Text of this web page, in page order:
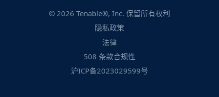
© 2026 Tenable®, Inc. 保留所有权利
隐私政策
法律
508 条款合规性
沪ICP备2023029599号